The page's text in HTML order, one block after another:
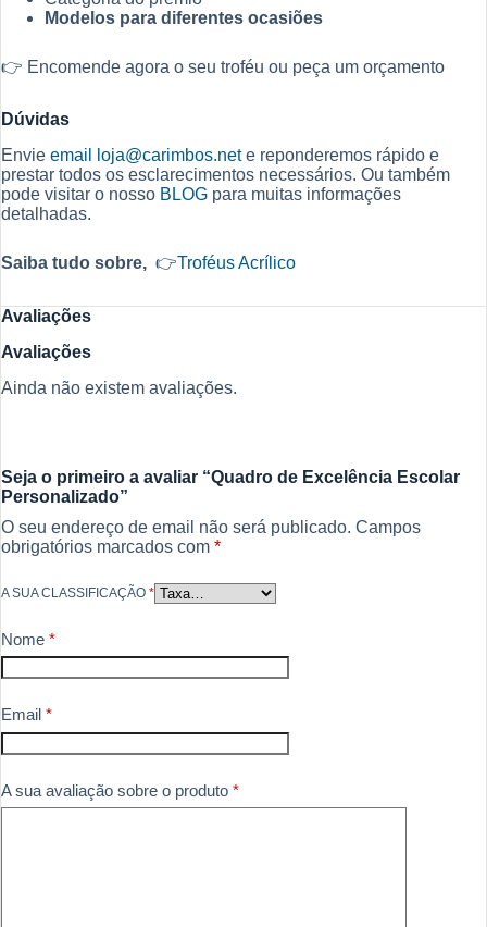
Modelos para diferentes ocasiões
👉 Encomende agora o seu troféu ou peça um orçamento
Dúvidas
Envie email loja@carimbos.nete reponderemos rápido e
prestar todos os esclarecimentos necessários. Ou também
pode visitar o nosso BLOG para muitas informações
detalhadas.
Saiba tudo sobre, 👉Troféus Acrílico
Avaliações
Avaliações
Ainda não existem avaliações.
Seja o primeiro a avaliar “Quadro de Excelência Escolar
Personalizado”
O seu endereço de email não será publicado. Campos
obrigatórios marcados com *
A SUA CLASSIFICAÇÃO *
Nome *
Email *
A sua avaliação sobre o produto *